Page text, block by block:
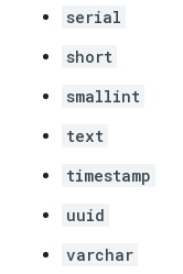
serial
short
smallint
text
timestamp
uuid
varchar